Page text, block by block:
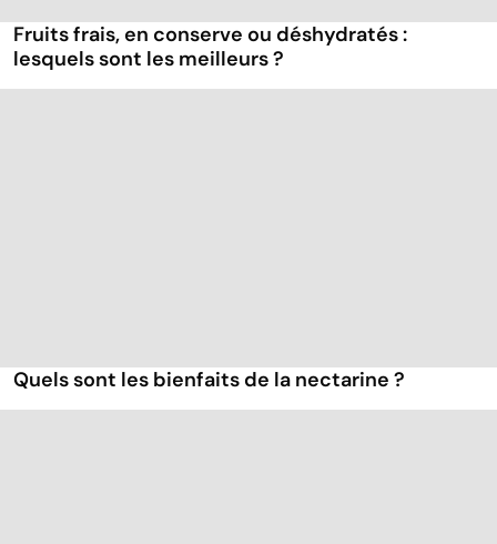
Fruits frais, en conserve ou déshydratés :
lesquels sont les meilleurs ?
Quels sont les bienfaits de la nectarine ?